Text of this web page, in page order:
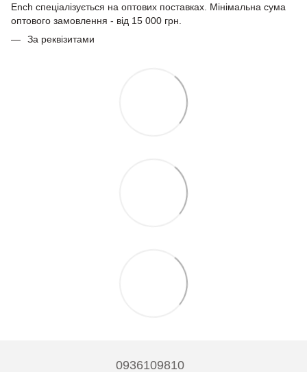
Ench спеціалізується на оптових поставках. Мінімальна сума
оптового замовлення - від 15 000 грн.
За реквізитами
0936109810